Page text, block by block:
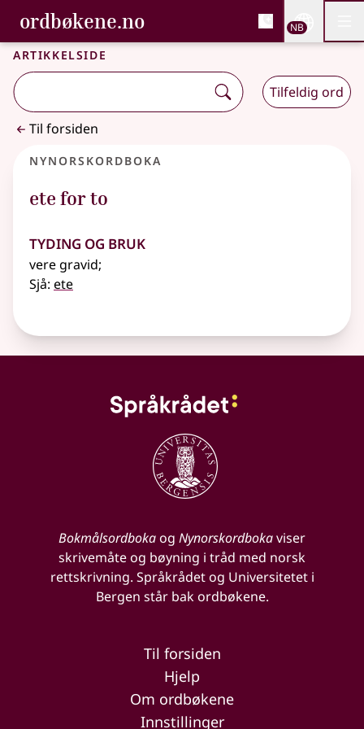
Gå til hovedinnhold
Tilgjengelighet
ordbøkene.no, Bokmålsordboka og
Bokmålsordboka og Nynorskordboka
NB
Artikkelside
Tilfeldig ord
Til forsiden
Nynorskordboka
ete for to
Tyding og bruk
vere gravid;
Sjå: ete
Bokmålsordbokaog Nynorskordbokaviser
skrivemåte og bøyning i tråd med norsk
rettskrivning. Språkrådet og Universitetet i
Bergen står bak ordbøkene.
Til forsiden
Hjelp
Om ordbøkene
Innstillinger